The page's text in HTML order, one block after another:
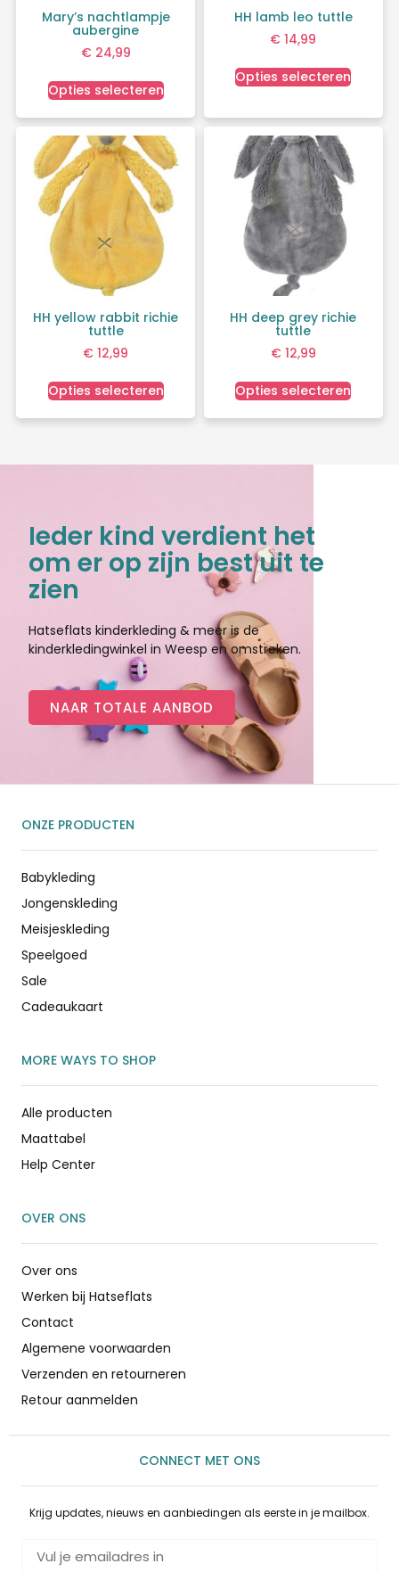
Mary’s nachtlampje
aubergine
€24,99
Opties selecteren
HH lamb leo tuttle
€ 14,99
Opties selecteren
HH yellow rabbit richie
tuttle
€ 12,99
Opties selecteren
HH deep grey richie
tuttle
€12,99
Opties selecteren
Ieder kind verdient het
om er op zijn best uit te
zien
Hatseflats kinderkleding & meer is de
kinderkledingwinkel in Weesp en omstreken.
NAAR TOTALE AANBOD
ONZE PRODUCTEN
Babykleding
Jongenskleding
Meisjeskleding
Speelgoed
Sale
Cadeaukaart
MORE WAYS TO SHOP
Alle producten
Maattabel
Help Center
OVER ONS
Over ons
Werken bij Hatseflats
Contact
Algemene voorwaarden
Verzenden en retourneren
Retour aanmelden
CONNECT MET ONS
Krijg updates, nieuws en aanbiedingen als eerste in je mailbox.